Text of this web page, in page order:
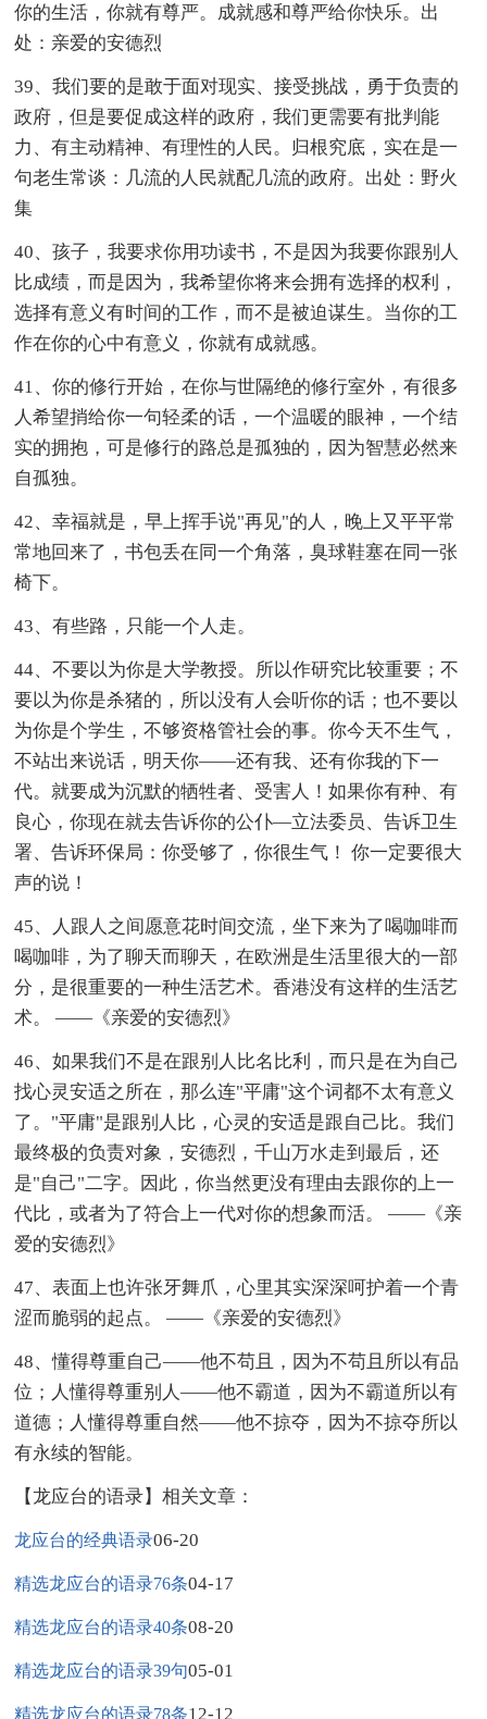
你的生活，你就有尊严。成就感和尊严给你快乐。出
处：亲爱的安德烈
39、我们要的是敢于面对现实、接受挑战，勇于负责的
政府，但是要促成这样的政府，我们更需要有批判能
力、有主动精神、有理性的人民。归根究底，实在是一
句老生常谈：几流的人民就配几流的政府。出处：野火
集
40、孩子，我要求你用功读书，不是因为我要你跟别人
比成绩，而是因为，我希望你将来会拥有选择的权利，
选择有意义有时间的工作，而不是被迫谋生。当你的工
作在你的心中有意义，你就有成就感。
41、你的修行开始，在你与世隔绝的修行室外，有很多
人希望捎给你一句轻柔的话，一个温暖的眼神，一个结
实的拥抱，可是修行的路总是孤独的，因为智慧必然来
自孤独。
42、幸福就是，早上挥手说"再见"的人，晚上又平平常
常地回来了，书包丢在同一个角落，臭球鞋塞在同一张
椅下。
43、有些路，只能一个人走。
44、不要以为你是大学教授。所以作研究比较重要；不
要以为你是杀猪的，所以没有人会听你的话；也不要以
为你是个学生，不够资格管社会的事。你今天不生气，
不站出来说话，明天你——还有我、还有你我的下一
代。就要成为沉默的牺牲者、受害人！如果你有种、有
良心，你现在就去告诉你的公仆—立法委员、告诉卫生
署、告诉环保局：你受够了，你很生气！ 你一定要很大
声的说！
45、人跟人之间愿意花时间交流，坐下来为了喝咖啡而
喝咖啡，为了聊天而聊天，在欧洲是生活里很大的一部
分，是很重要的一种生活艺术。香港没有这样的生活艺
术。 ——《亲爱的安德烈》
46、如果我们不是在跟别人比名比利，而只是在为自己
找心灵安适之所在，那么连"平庸"这个词都不太有意义
了。"平庸"是跟别人比，心灵的安适是跟自己比。我们
最终极的负责对象，安德烈，千山万水走到最后，还
是"自己"二字。因此，你当然更没有理由去跟你的上一
代比，或者为了符合上一代对你的想象而活。 ——《亲
爱的安德烈》
47、表面上也许张牙舞爪，心里其实深深呵护着一个青
涩而脆弱的起点。 ——《亲爱的安德烈》
48、懂得尊重自己——他不苟且，因为不苟且所以有品
位；人懂得尊重别人——他不霸道，因为不霸道所以有
道德；人懂得尊重自然——他不掠夺，因为不掠夺所以
有永续的智能。
【龙应台的语录】相关文章：
龙应台的经典语录06-20
精选龙应台的语录76条04-17
精选龙应台的语录40条08-20
精选龙应台的语录39句05-01
精选龙应台的语录78条12-12